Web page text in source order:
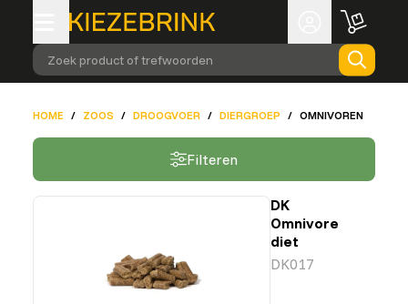
Zoek product of trefwoorden
HOME / ZOOS / DROOGVOER / DIERGROEP / OMNIVOREN
Filteren
DK
Omnivore
diet
DK017